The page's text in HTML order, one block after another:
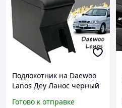
Подлокотник на Daewoo
Lanos Деу Ланос черный
Готово к отправке